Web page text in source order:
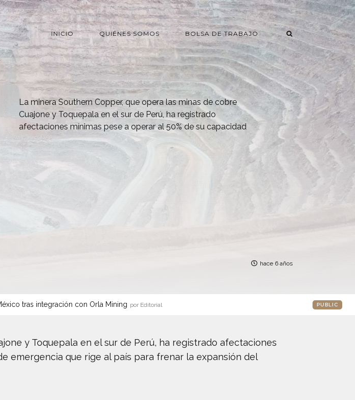
INICIO QUIÉNES SOMOS BOLSA DE TRABAJO
La minera Southern Copper, que opera las minas de cobre
Cuajone y Toquepala en el sur de Perú, ha registrado
afectaciones mínimas pese a operar al 50% de su capacidad
hace 6 años
tras integración con Orla Mining por Editorial PUBLIC
y Toquepala en el sur de Perú, ha registrado afectaciones
emergencia que rige al país para frenar la expansión del